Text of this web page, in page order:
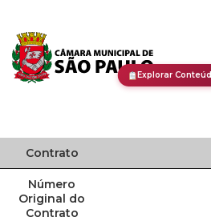
Explorar
Contrato
Número
Original do
Contrato